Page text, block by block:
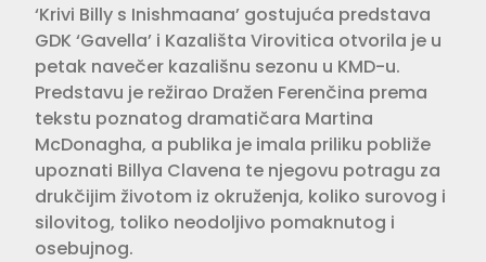
‘Krivi Billy s Inishmaana’ gostujuća predstava
GDK ‘Gavella’ i Kazališta Virovitica otvorila je u
petak navečer kazališnu sezonu u KMD-u.
Predstavu je režirao Dražen Ferenčina prema
tekstu poznatog dramatičara Martina
McDonagha, a publika je imala priliku pobliže
upoznati Billya Clavena te njegovu potragu za
drukčijim životom iz okruženja, koliko surovog i
silovitog, toliko neodoljivo pomaknutog i
osebujnog.